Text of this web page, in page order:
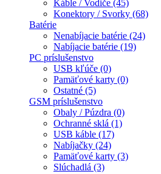
Káble / Vodiče (45)
Konektory / Svorky (68)
Batérie
Nenabíjacie batérie (24)
Nabíjacie batérie (19)
PC príslušenstvo
USB kľúče (0)
Pamäťové karty (0)
Ostatné (5)
GSM príslušenstvo
Obaly / Púzdra (0)
Ochranné sklá (1)
USB káble (17)
Nabíjačky (24)
Pamäťové karty (3)
Slúchadlá (3)